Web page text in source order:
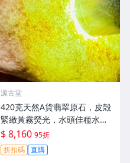
源古堂
420克天然A貨翡翠原石，皮殻
緊緻黃霧熒光，水頭佳種水
足，適合手鐲掛件把件，新料
未加工，保存完美好檢測。 天
然A貨翡翠 手鐲 材質
$ 8,160 95折
折扣碼 直購